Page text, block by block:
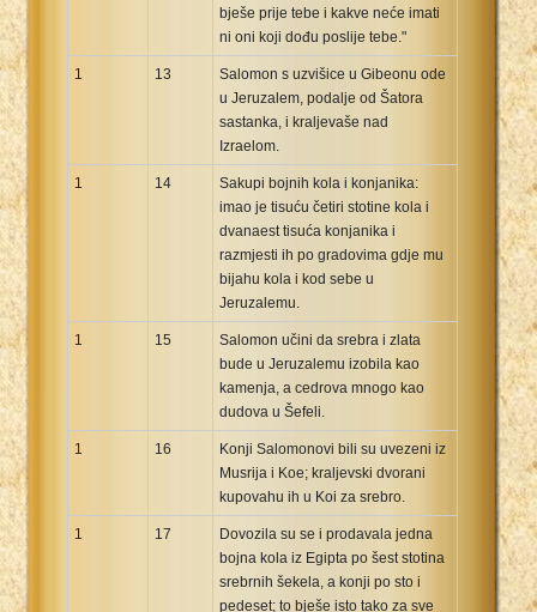
bješe prije tebe i kakve neće imati
ni oni koji dođu poslije tebe."
1 13
Salomon s uzvišice u Gibeonu ode
u Jeruzalem, podalje od Šatora
sastanka, i kraljevaše nad
Izraelom.
1 14
Sakupi bojnih kola i konjanika:
imao je tisuću četiri stotine kola i
dvanaest tisuća konjanika i
razmjesti ih po gradovima gdje mu
bijahu kola i kod sebe u
Jeruzalemu.
1 15
Salomon učini da srebra i zlata
bude u Jeruzalemu izobila kao
kamenja, a cedrova mnogo kao
dudova u Šefeli.
1 16
Konji Salomonovi bili su uvezeni iz
Musrija i Koe; kraljevski dvorani
kupovahu ih u Koi za srebro.
1 17
Dovozila su se i prodavala jedna
bojna kola iz Egipta po šest stotina
srebrnih šekela, a konji po sto i
pedeset; to bješe isto tako za sve